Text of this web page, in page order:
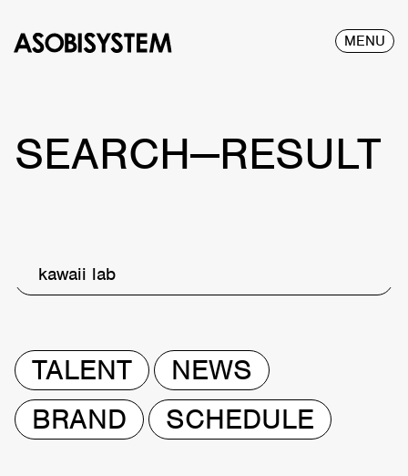
MENU
SEARCH—RESULT
kawaii lab
TALENT
NEWS
BRAND
SCHEDULE